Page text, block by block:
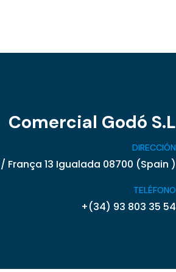
Comercial Godó S.L
DIRECCIÓN
França 13 Igualada 08700 (Spain )
TELÉFONO
+(34) 93 803 35 54